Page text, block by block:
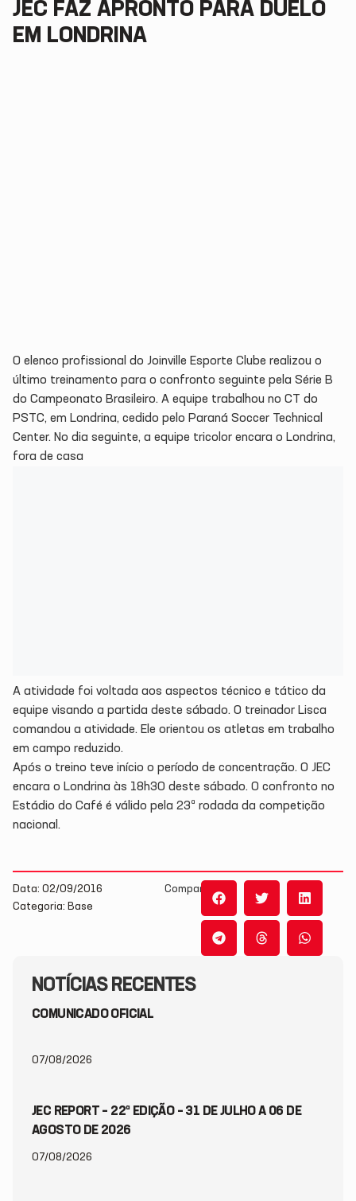
NOTÍCIAS RECENTES
COMUNICADO OFICIAL
07/08/2026
JEC REPORT – 22ª EDIÇÃO – 31 DE JULHO A 06 DE
AGOSTO DE 2026
07/08/2026
JEC FAZ APRONTO PARA DUELO
EM LONDRINA
O elenco profissional do Joinville Esporte Clube realizou o
último treinamento para o confronto seguinte pela Série B
do Campeonato Brasileiro. A equipe trabalhou no CT do
PSTC, em Londrina, cedido pelo Paraná Soccer Technical
Center. No dia seguinte, a equipe tricolor encara o Londrina,
fora de casa
A atividade foi voltada aos aspectos técnico e tático da
equipe visando a partida deste sábado. O treinador Lisca
comandou a atividade. Ele orientou os atletas em trabalho
em campo reduzido.
Após o treino teve início o período de concentração. O JEC
encara o Londrina às 18h30 deste sábado. O confronto no
Estádio do Café é válido pela 23ª rodada da competição
nacional.
Data: 02/09/2016
Categoria: Base
Compartilhe: